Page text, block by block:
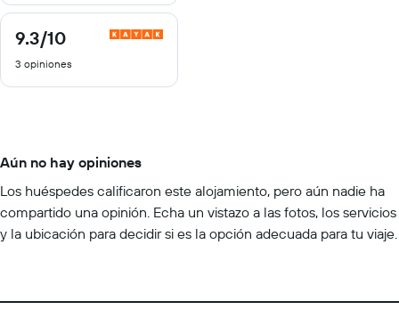
9.3/10
9.3
10
3 opiniones
Aún no hay opiniones
Los huéspedes calificaron este alojamiento, pero aún nadie ha
compartido una opinión. Echa un vistazo a las fotos, los servicios
y la ubicación para decidir si es la opción adecuada para tu viaje.